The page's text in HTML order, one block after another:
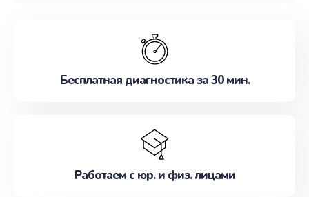
Бесплатная диагностика за 30 мин.
Работаем с юр. и физ. лицами